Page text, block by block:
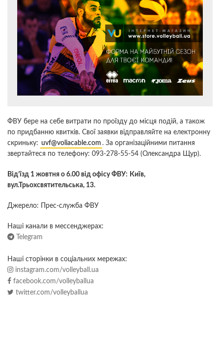
ФВУ бере на себе витрати по проїзду до місця подій, а також
по придбанню квитків. Свої заявки відправляйте на електронну
скриньку: uvf@voliacable.com . За організаційними питання
звертайтеся по телефону: 093-278-55-54 (Олександра Щур).
Від’їзд 1 жовтня о 6.00 від офісу ФВУ: Київ,
вул.Трьохсвятительська, 13.
Джерело: Прес-служба ФВУ
Наші канали в мессенджерах:
Telegram
Наші сторінки в соціальних мережах:
instagram.com/volleyball.ua
facebook.com/volleyballua
twitter.com/volleyballua